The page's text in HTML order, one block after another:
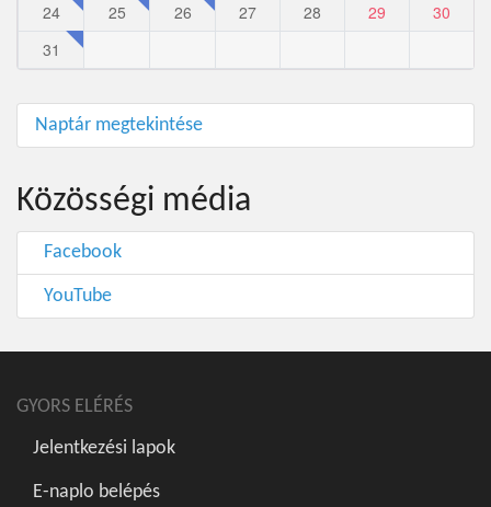
24
25 26 27 28 29
30
31
Naptár megtekintése
Közösségi média
Facebook
YouTube
GYORS ELÉRÉS
Jelentkezési lapok
E-naplo belépés